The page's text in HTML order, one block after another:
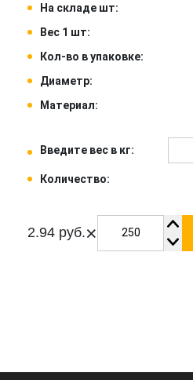
На складе шт:
Вес 1 шт:
Кол-во в упаковке:
Диаметр:
Материал:
Введите вес в кг:
Количество:
2.94 руб.×